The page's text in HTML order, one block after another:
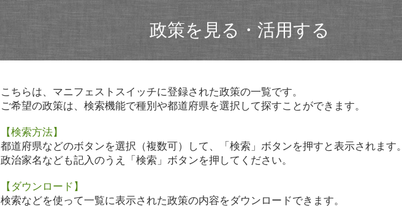
政策を見る・活用する
こちらは、マニフェストスイッチに登録された政策の一覧です。
ご希望の政策は、検索機能で種別や都道府県を選択して探すことができます。
【検索方法】
都道府県などのボタンを選択（複数可）して、「検索」ボタンを押すと表示されます。
政治家名なども記入のうえ「検索」ボタンを押してください。
【ダウンロード】
検索などを使って一覧に表示された政策の内容をダウンロードできます。